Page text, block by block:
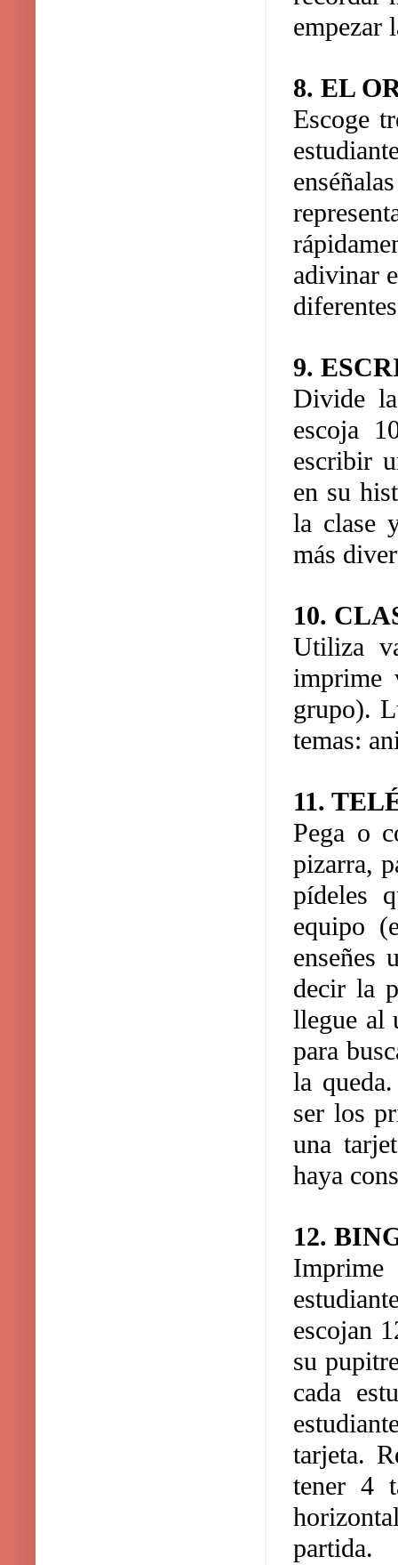
empezar
8. EL
Escoge
adivinar
9.
Divide
escoja
escribir
en su
la clase
más
10.
Utiliza
imprime
grupo).
temas:
11.
Pega o
pizarra,
pídeles
equipo
enseñes
decir la
llegue al
para
la
ser los
una
haya
12.
escojan
su
cada
tarjeta.
tener 4
partida.